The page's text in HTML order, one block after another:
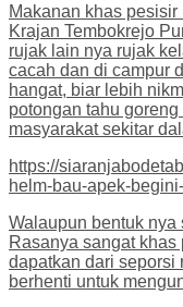
Makanan khas
Krajan Tembokrejo
rujak lain nya rujak
cacah dan di campur
hangat, biar lebih
potongan tahu
masyarakat sekitar
https://
helm-bau-apek-
Walaupun bentuk nya
Rasanya sangat
dapatkan dari seporsi
berhenti untuk